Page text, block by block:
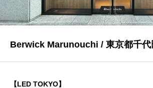
Berwick Marunouchi / 東京都千代
【LED TOKYO】